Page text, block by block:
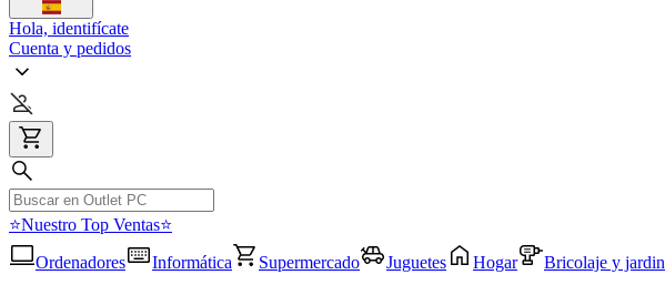
Hola, identifícate
Cuenta y pedidos
⭐Nuestro Top Ventas⭐
Ordenadores
Informática Supermercado Juguetes Hogar Bricolaje y jardin